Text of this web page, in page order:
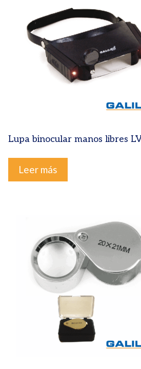
Lupa binocular manos libres
Leer más